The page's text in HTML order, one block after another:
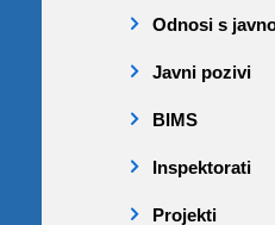
Odnosi s
Javni pozivi
BIMS
Inspektorati
Projekti